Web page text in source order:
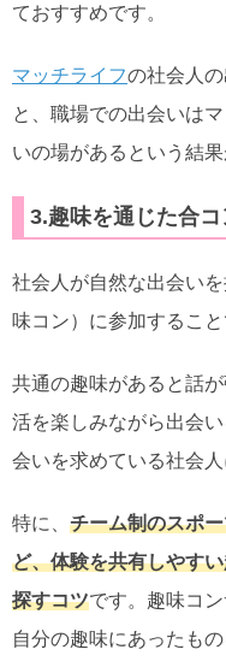
ておすすめです。
マッチライフの社会人
と、職場での出会いは
いの場があるという結果
3.趣味を通じた合
社会人が自然な出会い
味コン）に参加すること
共通の趣味があると話
活を楽しみながら出会
会いを求めている社会人
特に、 チーム制のスポ
ど、体験を共有しやす
探すコツです。趣味コ
自分の趣味にあったも